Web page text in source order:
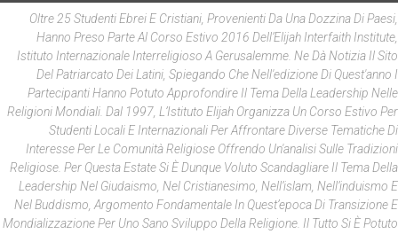
Oltre 25 Studenti Ebrei E Cristiani, Provenienti Da Una Dozzina Di Paesi,
Hanno Preso Parte Al Corso Estivo 2016 Dell’Elijah Interfaith Institute,
Istituto Internazionale Interreligioso A Gerusalemme. Ne Dà Notizia Il Sito
Del Patriarcato Dei Latini, Spiegando Che Nell'edizione Di Quest'anno I
Partecipanti Hanno Potuto Approfondire Il Tema Della Leadership Nelle
Religioni Mondiali. Dal 1997, L’Istituto Elijah Organizza Un Corso Estivo Per
Studenti Locali E Internazionali Per Affrontare Diverse Tematiche Di
Interesse Per Le Comunità Religiose Offrendo Un'analisi Sulle Tradizioni
Religiose. Per Questa Estate Si È Dunque Voluto Scandagliare Il Tema Della
Leadership Nel Giudaismo, Nel Cristianesimo, Nell’islam, Nell’induismo E
Nel Buddismo, Argomento Fondamentale In Quest’epoca Di Transizione E
Mondializzazione Per Uno Sano Sviluppo Della Religione. Il Tutto Si È Potuto